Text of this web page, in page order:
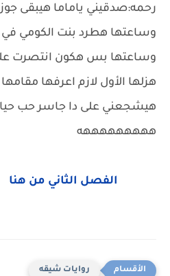
رحمه:صدقيني ياماما هيبقى
وساعتها هطرد بنت الكومي في
وساعتها بس هكون انتصرت
هزلها الأول لازم اعرفها
هيشجعني على دا جاسر حب
هههههههههه
الفصل الثاني من هنا
روايات شيقه